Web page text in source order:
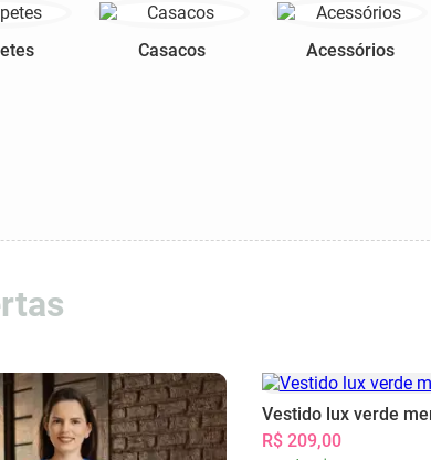
Casacos Acessórios
Vestido lux verde
R$ 209,00